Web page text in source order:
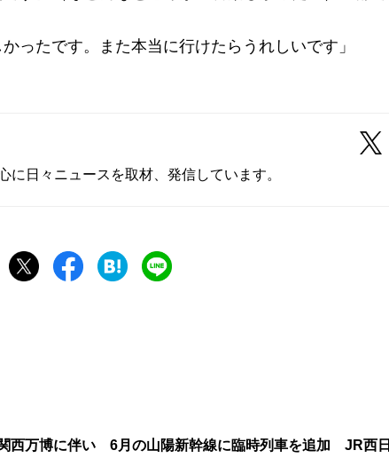
ったです。また本当に行けたらうれしいです」
に日々ニュースを取材、発信しています。
西万博に伴い 6月の山陽新幹線に臨時列車を追加 JR西日